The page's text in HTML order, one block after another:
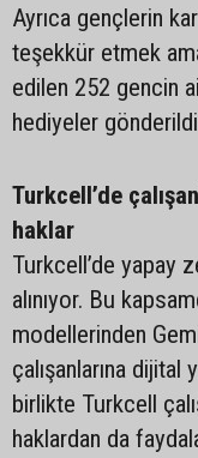
Ayrıca gençlerin
teşekkür etmek
edilen 252 gencin
hediyeler
Turkcell’de
haklar
Turkcell’de yapay
alınıyor. Bu
modellerinden
çalışanlarına
birlikte Turkcell
haklardan da